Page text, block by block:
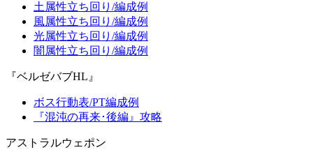
土属性立ち回り/編成例
風属性立ち回り/編成例
光属性立ち回り/編成例
闇属性立ち回り/編成例
『ベルゼバブHL』
ボス行動表/PT編成例
『混沌の再来･後編』攻略
アストラルウェポン